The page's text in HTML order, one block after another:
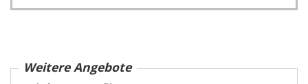
Weitere Angebote